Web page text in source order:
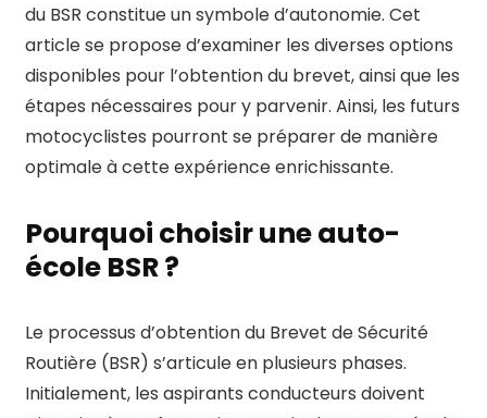
du BSR constitue un symbole d’autonomie. Cet
article se propose d’examiner les diverses options
disponibles pour l’obtention du brevet, ainsi que les
étapes nécessaires pour y parvenir. Ainsi, les futurs
motocyclistes pourront se préparer de manière
optimale à cette expérience enrichissante.
Pourquoi choisir une auto-
école BSR ?
Le processus d’obtention du Brevet de Sécurité
Routière (BSR) s’articule en plusieurs phases.
Initialement, les aspirants conducteurs doivent